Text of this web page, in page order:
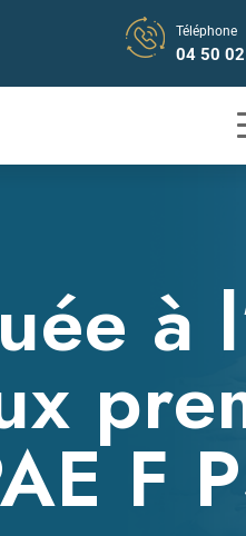
Téléphone
04 50
à
F